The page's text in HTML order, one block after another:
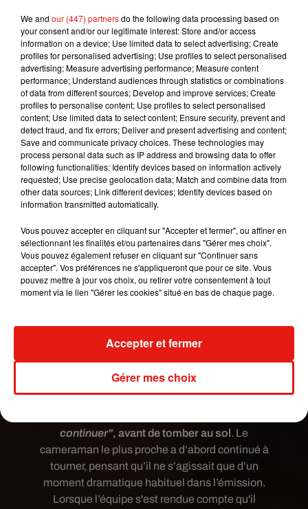
Une publication partagée parGodfrey Gao(@godfreygao) le
Everybody can make a difference, one small
step at a time. #BeginANewTradition
#AdaptPerformThrive #Sustainability #Fashion
#Hypebeastzh #Tesla #yoyuulab
Selon le siteTencent News, repris par
continuer", avant de tomber au sol. Le
cameraman le plus proche a d’abord continué à
tourner, pensant qu’il ne s’agissait que d’un
moment dramatique habituel dans l’émission.
Lorsque l’équipe s'est rendue compte qu'il
We and our (447) partnersdo the following data processing based on
your consent and/or our legitimate interest: Store and/or access
information on a device; Use limited data to select advertising; Create
profiles for personalised advertising; Use profiles to select personalised
advertising; Measure advertising performance; Measure content
performance; Understand audiences through statistics or combinations
of data from different sources; Develop and improve services; Create
profiles to personalise content; Use profiles to select personalised
content; Use limited data to select content; Ensure security, prevent and
detect fraud, and fix errors; Deliver and present advertising and content;
Save and communicate privacy choices. These technologies may
process personal data such as IP address and browsing data to offer
following functionalities: Identify devices based on information actively
requested; Use precise geolocation data; Match and combine data from
other data sources; Link different devices; Identify devices based on
information transmitted automatically.
Vous pouvez accepter en cliquant sur "Accepter et fermer", ou affiner en
sélectionnant les finalités et/ou partenaires dans "Gérer mes choix".
Vous pouvez également refuser en cliquant sur "Continuer sans
accepter". Vos préférences ne s'appliqueront que pour ce site. Vous
pouvez mettre à jour vos choix, ou retirer votre consentement à tout
moment via le lien "Gérer les cookies" situé en bas de chaque page.
Gérer mes choix
Accepter et fermer